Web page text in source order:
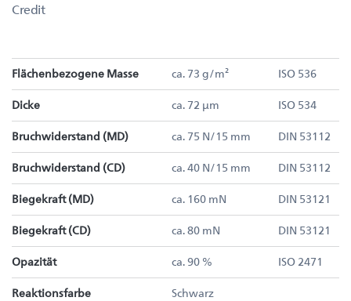
Credit
Flächenbezogene Masse ca. 73 g/m² ISO 536
Dicke ca. 72 µm ISO 534
Bruchwiderstand (MD) ca. 75 N/15 mm DIN 53112
Bruchwiderstand (CD) ca. 40 N/15 mm DIN 53112
Biegekraft (MD) ca. 160 mN DIN 53121
Biegekraft (CD) ca. 80 mN DIN 53121
Opazität ca. 90 % ISO 2471
Reaktionsfarbe Schwarz